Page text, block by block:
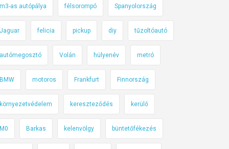
m3-as autópálya félsorompó Spanyolország
Jaguar felicia pickup diy tűzoltóautó
autómegosztó Volán hülyenév metró
BMW motoros Frankfurt Finnország
környezetvédelem kereszteződés kerülő
M0 Barkas kelenvölgy büntetőfékezés